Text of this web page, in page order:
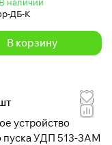
ДБ-К
В корзину
устройство
ручного пуска УДП 513-3АМ